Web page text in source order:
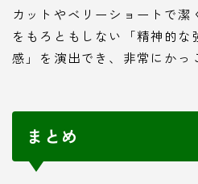
カットやベリーショートで
をもろともしない「精神的
感」を演出でき、非常にかっ
まとめ